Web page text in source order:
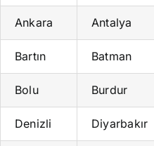
Ankara Antalya
Bartın Batman
Bolu Burdur
Denizli Diyarbakır